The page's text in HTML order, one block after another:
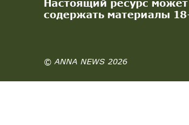
Настоящий ресурс может
содержать материалы
© ANNA NEWS 2026